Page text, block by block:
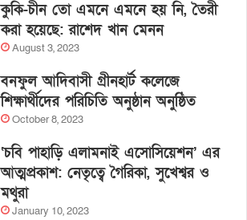
কুকি-চীন তো এমনে এমনে হয় নি, তৈরী
করা হয়েছে: রাশেদ খান মেনন
August 3, 2023
বনফুল আদিবাসী গ্রীনহার্ট কলেজে
শিক্ষার্থীদের পরিচিতি অনুষ্ঠান অনুষ্ঠিত
October 8, 2023
‘চবি পাহাড়ি এলামনাই এসোসিয়েশন’ এর
আত্মপ্রকাশ: নেতৃত্বে গৈরিকা, সুখেশ্বর ও
মথুরা
January 10, 2023